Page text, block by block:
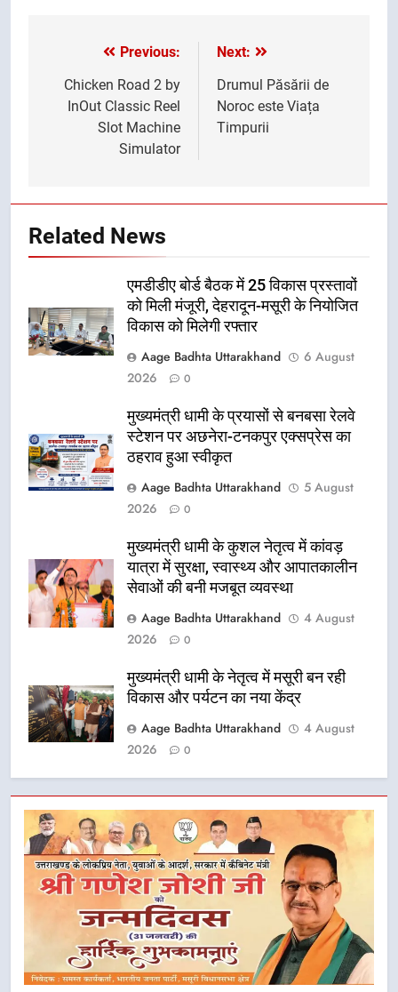
navigation
Previous:
Chicken Road 2 by
InOut Classic Reel
Slot Machine
Simulator
Next:
Drumul Păsării de
Noroc este Viața
Timpurii
Related News
एमडीडीए बोर्ड बैठक में 25 विकास प्रस्तावों
को मिली मंजूरी, देहरादून-मसूरी के नियोजित
विकास को मिलेगी रफ्तार
Aage Badhta Uttarakhand
6 August
2026
0
मुख्यमंत्री धामी के प्रयासों से बनबसा रेलवे
स्टेशन पर अछनेरा-टनकपुर एक्सप्रेस का
ठहराव हुआ स्वीकृत
Aage Badhta Uttarakhand
5 August
2026
0
मुख्यमंत्री धामी के कुशल नेतृत्व में कांवड़
यात्रा में सुरक्षा, स्वास्थ्य और आपातकालीन
सेवाओं की बनी मजबूत व्यवस्था
Aage Badhta Uttarakhand
4 August
2026
0
मुख्यमंत्री धामी के नेतृत्व में मसूरी बन रही
विकास और पर्यटन का नया केंद्र
Aage Badhta Uttarakhand
4 August
2026
0
5